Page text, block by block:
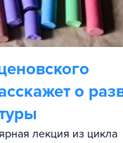
о
лекция из цикла